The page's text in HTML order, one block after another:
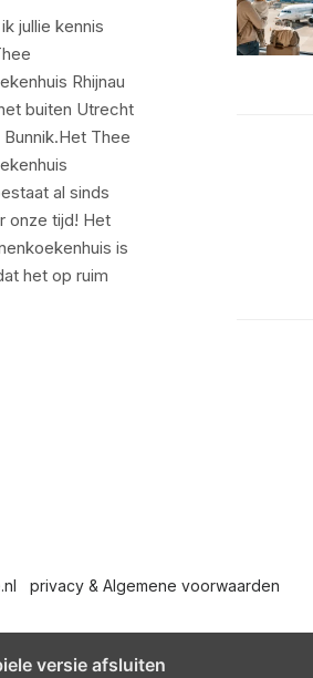
jullie kennis
Rhijnau
buiten Utrecht
Thee
al sinds
onze tijd! Het
is
het op ruim
privacy & Algemene voorwaarden
versie afsluiten